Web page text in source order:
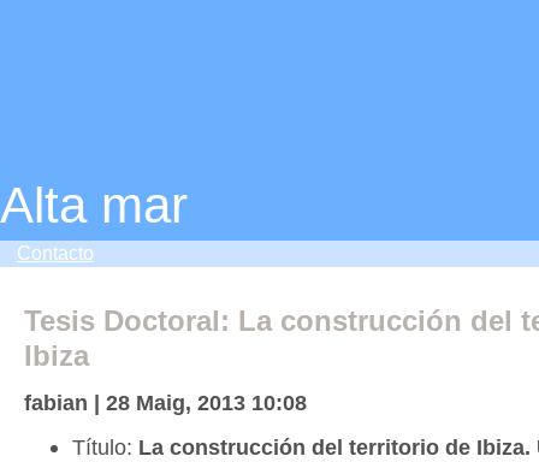
Alta mar
Contacto
Tesis Doctoral: La construcción del
Ibiza
fabian | 28 Maig, 2013 10:08
Título: La construcción del territorio de Ibiza.